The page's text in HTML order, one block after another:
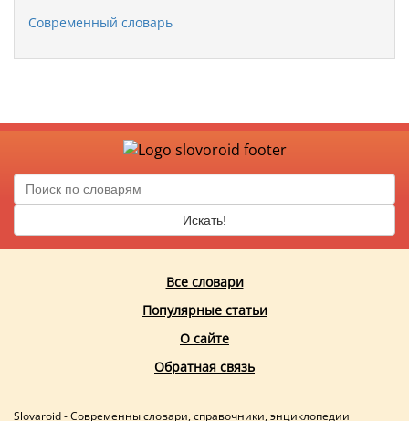
Современный словарь
Искать!
Все словари
Популярные статьи
О сайте
Обратная связь
Slovaroid - Современны словари, справочники, энциклопедии